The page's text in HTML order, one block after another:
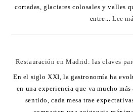
cortadas, glaciares colosales y valles
entre...Lee
Restauración en Madrid: las claves
En el siglo XXI, la gastronomía ha
en una experiencia que va mucho
sentido, cada mesa trae